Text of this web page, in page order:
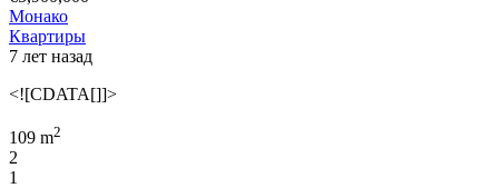
Монако
Квартиры
7 лет назад
<![CDATA[]]>
109 m2
2
1